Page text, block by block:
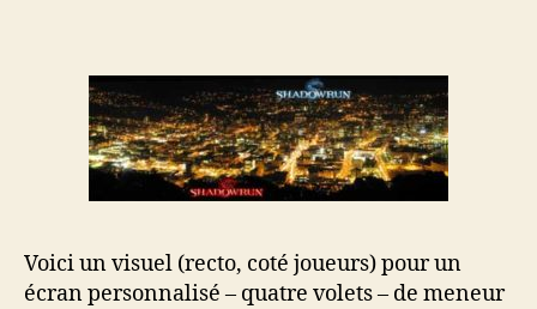
Voici un visuel (recto, coté joueurs) pour un
écran personnalisé – quatre volets – de meneur